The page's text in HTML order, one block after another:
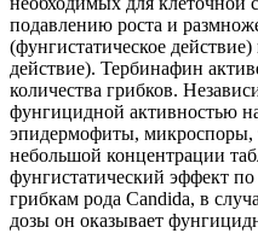
подавлению роста и
(фунгистатическое
действие). Тербинафин
количества грибков.
фунгицидной активностью
эпидермофиты,
небольшой концентрации
фунгистатический эффект
грибкам рода Candida, в
дозы он оказывает